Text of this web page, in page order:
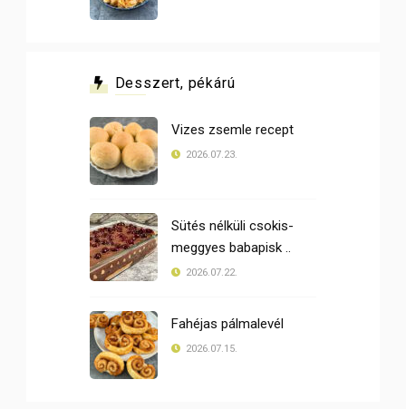
Desszert, pékárú
Vizes zsemle recept
2026.07.23.
Sütés nélküli csokis-
meggyes babapisk ..
2026.07.22.
Fahéjas pálmalevél
2026.07.15.